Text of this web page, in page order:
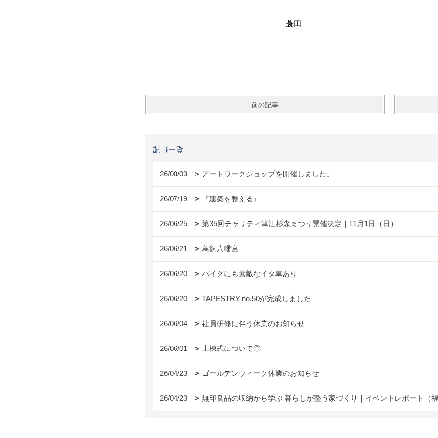
蓑田
前の記事
記事一覧
26/08/03 アートワークショップを開催しました。
26/07/19 『建築を整える』
26/06/25 第35回チャリティ津江杉森まつり開催決定｜11月1日（日）
26/06/21 鳥飼八幡宮
26/06/20 バイクにも素敵なイタ車あり
26/06/20 TAPESTRY no.50が完成しました
26/06/04 社員研修に伴う休業のお知らせ
26/06/01 上棟式について◎
26/04/23 ゴールデンウィーク休業のお知らせ
26/04/23 無印良品の収納から学ぶ 暮らしが整う家づくり｜イベントレポート（